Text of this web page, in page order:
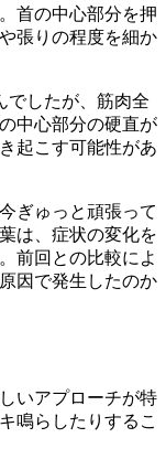
首の中心部分を押
張りの程度を細か
でしたが、筋肉全
中心部分の硬直が
起こす可能性があ
ぎゅっと頑張って
は、症状の変化を
前回との比較によ
因で発生したのか
いアプローチが特
鳴らしたりするこ